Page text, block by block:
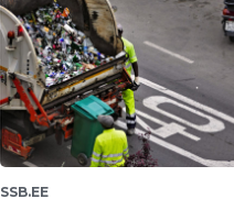
SSB.EE